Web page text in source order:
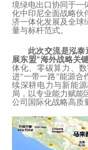
境绿电出口协同于一
化中印尼全面战略伙
济一体化发展及全球
量与标杆范式。
此次交流是泓泰
展东盟”海外战略关
体化、零碳算力、
进“一带一路”能源合
续深耕电力与新能
局，以专业能力赋能
公司国际化战略高质